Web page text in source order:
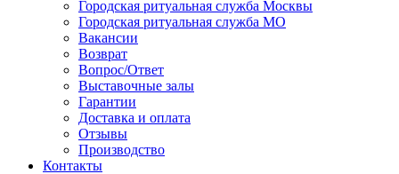
Городская ритуальная служба Москвы
Городская ритуальная служба МО
Вакансии
Возврат
Вопрос/Ответ
Выставочные залы
Гарантии
Доставка и оплата
Отзывы
Производство
Контакты